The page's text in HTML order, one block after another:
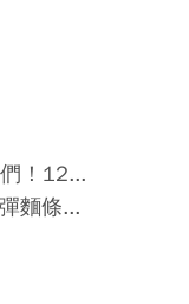
！12...
麵條...